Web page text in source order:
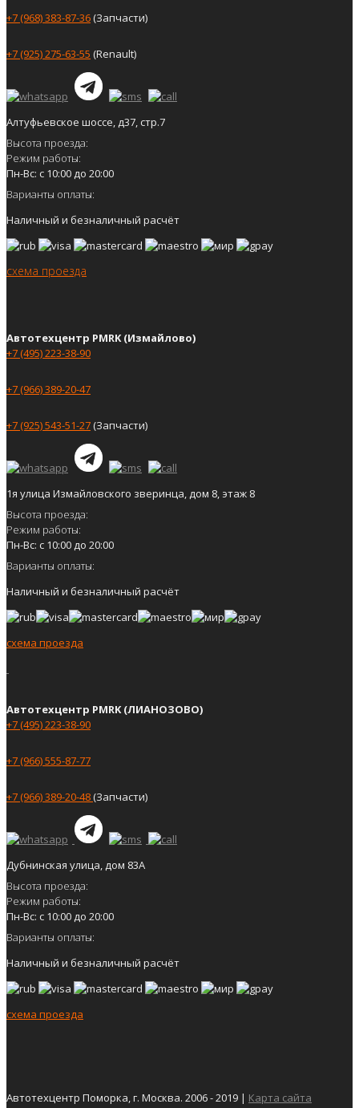
+7 (968) 383-87-36(Запчасти)
+7 (925) 275-63-55 (Renault)
Алтуфьевское шоссе, д37, стр.7
Высота проезда:
Режим работы:
Пн-Вс: с 10:00 до 20:00
Варианты оплаты:
Наличный и безналичный расчёт
схема проезда
Автотехцентр PMRK (Измайлово)
+7 (495) 223-38-90
+7 (966) 389-20-47
+7 (925) 543-51-27(Запчасти)
1я улица Измайловского зверинца, дом 8, этаж 8
Высота проезда:
Режим работы:
Пн-Вс: с 10:00 до 20:00
Варианты оплаты:
Наличный и безналичный расчёт
схема проезда
Автотехцентр PMRK (ЛИАНОЗОВО)
+7 (495) 223-38-90
+7 (966) 555-87-77
+7 (966) 389-20-48(Запчасти)
Дубнинская улица, дом 83А
Высота проезда:
Режим работы:
Пн-Вс: с 10:00 до 20:00
Варианты оплаты:
Наличный и безналичный расчёт
схема проезда
Автотехцентр Поморка, г. Москва. 2006 - 2019 | Карта сайта